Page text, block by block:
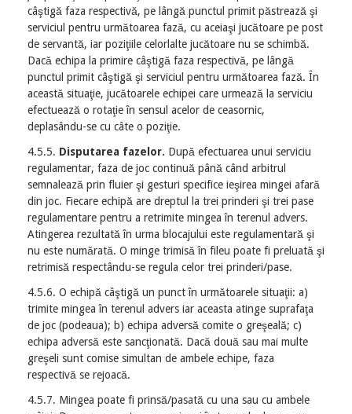
câştigă faza respectivă, pe lângă punctul primit păstrează şi
serviciul pentru următoarea fază, cu aceiaşi jucătoare pe post
de servantă, iar poziţiile celorlalte jucătoare nu se schimbă.
Dacă echipa la primire câştigă faza respectivă, pe lângă
punctul primit câştigă şi serviciul pentru următoarea fază. În
această situaţie, jucătoarele echipei care urmează la serviciu
efectuează o rotaţie în sensul acelor de ceasornic,
deplasându-se cu câte o poziţie.
4.5.5. Disputarea fazelor. După efectuarea unui serviciu
regulamentar, faza de joc continuă până când arbitrul
semnalează prin fluier şi gesturi specifice ieşirea mingei afară
din joc. Fiecare echipă are dreptul la trei prinderi şi trei pase
regulamentare pentru a retrimite mingea în terenul advers.
Atingerea rezultată în urma blocajului este regulamentară şi
nu este numărată. O minge trimisă în fileu poate fi preluată şi
retrimisă respectându-se regula celor trei prinderi/pase.
4.5.6. O echipă câştigă un punct în următoarele situaţii: a)
trimite mingea în terenul advers iar aceasta atinge suprafaţa
de joc (podeaua); b) echipa adversă comite o greşeală; c)
echipa adversă este sancţionată. Dacă două sau mai multe
greşeli sunt comise simultan de ambele echipe, faza
respectivă se rejoacă.
4.5.7. Mingea poate fi prinsă/pasată cu una sau cu ambele